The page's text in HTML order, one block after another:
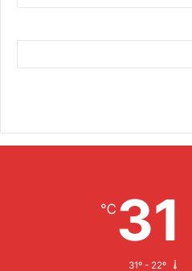
31
℃